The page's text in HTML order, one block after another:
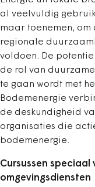
al veelvuldig
maar toenemen,
regionale
voldoen. De
de rol van
te gaan wordt met
Bodemenergie
de deskundigheid
organisaties die
bodemenergie.
Cursussen speciaal
omgevingsdiensten